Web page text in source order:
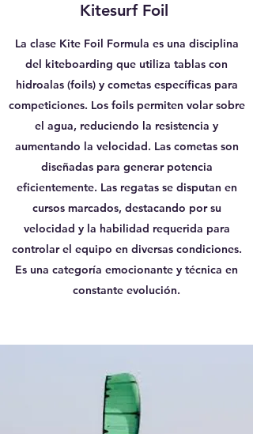
Kitesurf Foil
La clase Kite Foil Formula es una disciplina
del kiteboarding que utiliza tablas con
hidroalas (foils) y cometas específicas para
competiciones. Los foils permiten volar sobre
el agua, reduciendo la resistencia y
aumentando la velocidad. Las cometas son
diseñadas para generar potencia
eficientemente. Las regatas se disputan en
cursos marcados, destacando por su
velocidad y la habilidad requerida para
controlar el equipo en diversas condiciones.
Es una categoría emocionante y técnica en
constante evolución.